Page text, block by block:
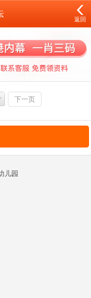
返回
下一页
儿园